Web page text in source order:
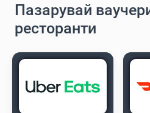
Пазарувай
ресторанти